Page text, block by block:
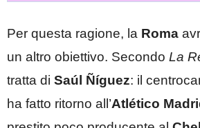
Per questa ragione, la Roma
un altro obiettivo. Secondo La
tratta di Saúl Ñíguez: il
ha fatto ritorno all’Atlético